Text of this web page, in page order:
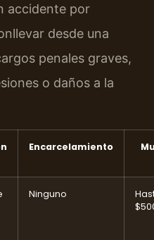
accidente por
desde una
penales graves,
o daños a la
Encarcelamiento
Ninguno